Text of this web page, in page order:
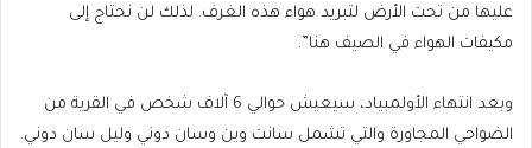
عليها من تحت الأرض لتبريد هواء هذه الغرف. لذلك لن نحتاج إلى
مكيفات الهواء في الصيف هنا”.
وبعد انتهاء الأولمبياد، سيعيش حوالي 6 آلاف شخص في القرية من
الضواحي المجاورة والتي تشمل سانت وين وسان دوني وليل سان دوني.